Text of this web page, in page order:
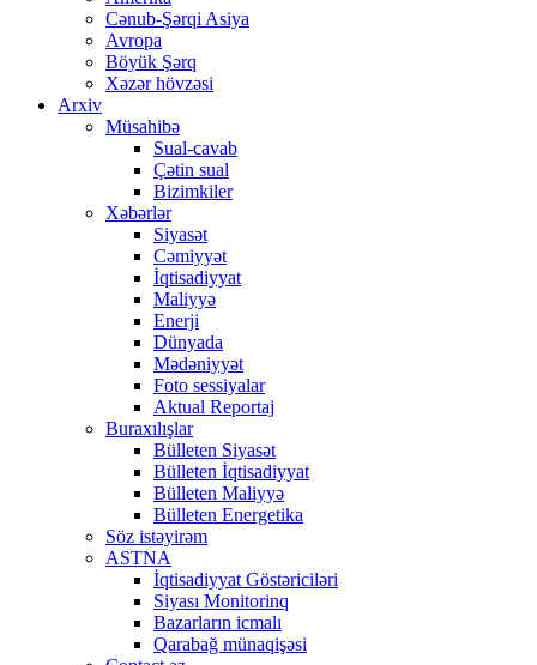
Cənub-Şərqi Asiya
Avropa
Böyük Şərq
Xəzər hövzəsi
Arxiv
Müsahibə
Sual-cavab
Çətin sual
Bizimkiler
Xəbərlər
Siyasət
Cəmiyyət
İqtisadiyyat
Maliyyə
Enerji
Dünyada
Mədəniyyət
Foto sessiyalar
Aktual Reportaj
Buraxılışlar
Bülleten Siyasət
Bülleten İqtisadiyyat
Bülleten Maliyyə
Bülleten Energetika
Söz istəyirəm
ASTNA
İqtisadiyyat Göstəriciləri
Siyası Monitorinq
Bazarların icmalı
Qarabağ münaqişəsi